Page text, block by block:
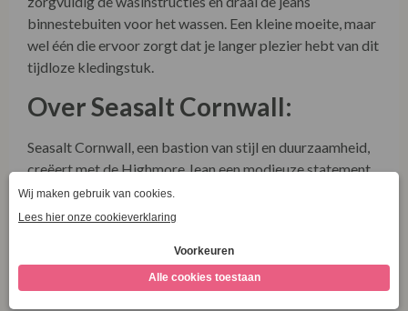
Om de levensduur te verlengen, adviseert Seasalt de
Highmore Jean binnenstebuiten te wassen op 30°C. Dit
beschermt de kleur en kwaliteit van het denim. Volg
binnestebuiten voor het wassen. Een kleine moeite, maar
tijdloze kledingstuk.
Over Seasalt Cornwall:
creëert met de Highmore Jean een modieuze statement
piece. Met een focus op ethische productie in lijn met hun